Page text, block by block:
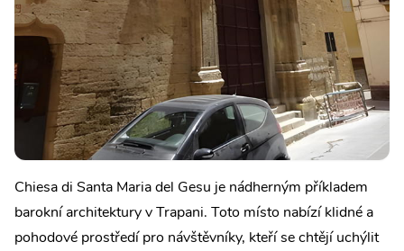
Chiesa di Santa Maria del Gesu je nádherným příkladem
barokní architektury v Trapani. Toto místo nabízí klidné a
pohodové prostředí pro návštěvníky, kteří se chtějí uchýlit